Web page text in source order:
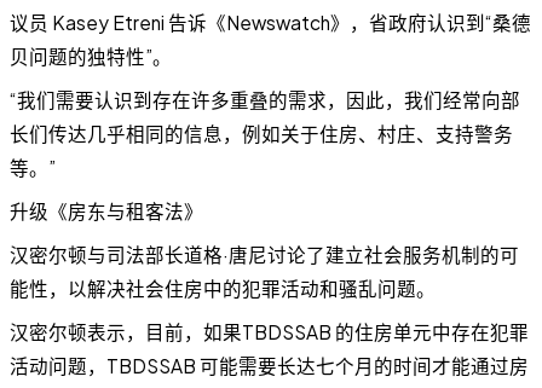
议员 Kasey Etreni 告诉《Newswatch》，省政府认识到“桑德
贝问题的独特性”。
“我们需要认识到存在许多重叠的需求，因此，我们经常向部
长们传达几乎相同的信息，例如关于住房、村庄、支持警务
等。”
升级《房东与租客法》
汉密尔顿与司法部长道格·唐尼讨论了建立社会服务机制的可
能性，以解决社会住房中的犯罪活动和骚乱问题。
汉密尔顿表示，目前，如果TBDSSAB 的住房单元中存在犯罪
活动问题，TBDSSAB 可能需要长达七个月的时间才能通过房